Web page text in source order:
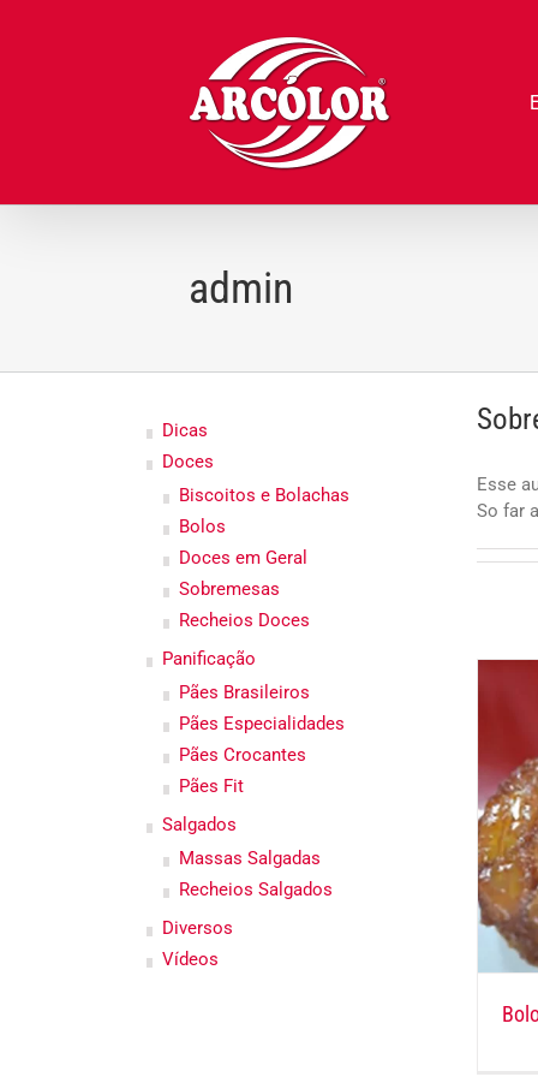
admin
Esse
So far
Dicas
Doces
Biscoitos e Bolachas
Bolos
Doces em Geral
Sobremesas
Recheios Doces
Panificação
Pães Brasileiros
Pães Especialidades
Pães Crocantes
Pães Fit
Salgados
Massas Salgadas
Recheios Salgados
Diversos
Vídeos